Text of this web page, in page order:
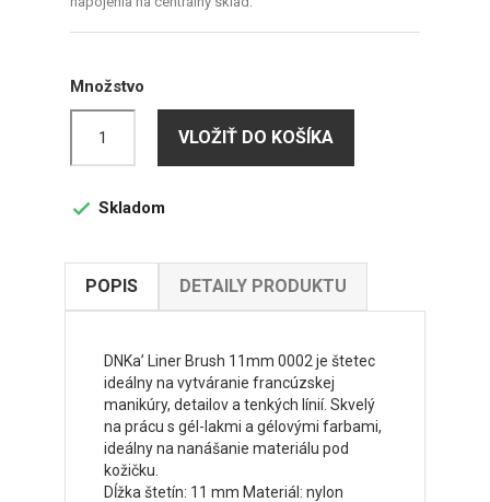
Množstvo
VLOŽIŤ DO KOŠÍKA
 Skladom
POPIS DETAILY PRODUKTU
DNKa’ Liner Brush 11mm 0002 je štetec
ideálny na vytváranie francúzskej
manikúry, detailov a tenkých línií. Skvelý
na prácu s gél-lakmi a gélovými farbami,
ideálny na nanášanie materiálu pod
kožičku.
Dĺžka štetín: 11 mm Materiál: nylon